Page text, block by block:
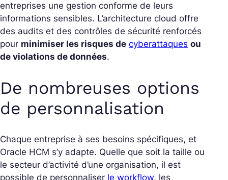
entreprises une gestion conforme de leurs
informations sensibles. L’architecture cloud offre
des audits et des contrôles de sécurité renforcés
pour minimiser les risques de cyberattaques ou
de violations de données.
De nombreuses options
de personnalisation
Chaque entreprise à ses besoins spécifiques, et
Oracle HCM s’y adapte. Quelle que soit la taille ou
le secteur d’activité d’une organisation, il est
possible de personnaliser le workflow, les